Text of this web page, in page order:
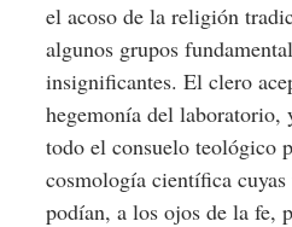
el acoso de la religión
algunos grupos
insignificantes. El clero
hegemonía del laboratorio,
todo el consuelo teológico
cosmología científica
podían, a los ojos de la fe,